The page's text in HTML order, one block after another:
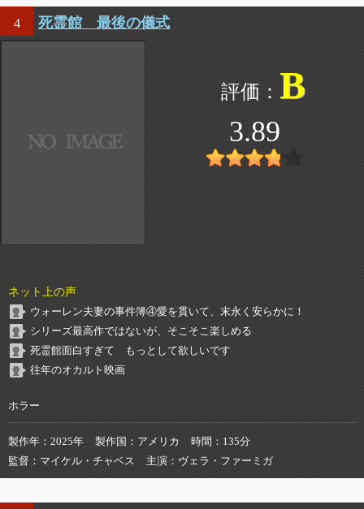
4 死霊館 最後の儀式
B
3.89
ネット上の声
ウォーレン夫妻の事件簿④愛を貫いて、末永く安らかに！
シリーズ最高作ではないが、そこそこ楽しめる
死霊館面白すぎて もっとして欲しいです
往年のオカルト映画
ホラー
製作年 2025年 製作国 アメリカ 時間
135分
監督
マイケル・チャベス 主演 ヴェラ・ファーミガ